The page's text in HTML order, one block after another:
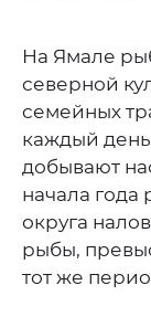
На Ямале
северной
семейных
каждый
добывают
начала
округа
рыбы,
тот же